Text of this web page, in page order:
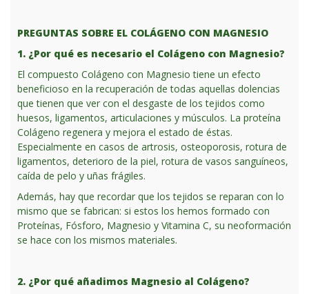
PREGUNTAS SOBRE EL COLÁGENO CON MAGNESIO
1. ¿Por qué es necesario el Colágeno con Magnesio?
El compuesto Colágeno con Magnesio tiene un efecto
beneficioso en la recuperación de todas aquellas dolencias
que tienen que ver con el desgaste de los tejidos como
huesos, ligamentos, articulaciones y músculos. La proteína
Colágeno regenera y mejora el estado de éstas.
Especialmente en casos de artrosis, osteoporosis, rotura de
ligamentos, deterioro de la piel, rotura de vasos sanguíneos,
caída de pelo y uñas frágiles.
Además, hay que recordar que los tejidos se reparan con lo
mismo que se fabrican: si estos los hemos formado con
Proteínas, Fósforo, Magnesio y Vitamina C, su neoformación
se hace con los mismos materiales.
2. ¿Por qué añadimos Magnesio al Colágeno?